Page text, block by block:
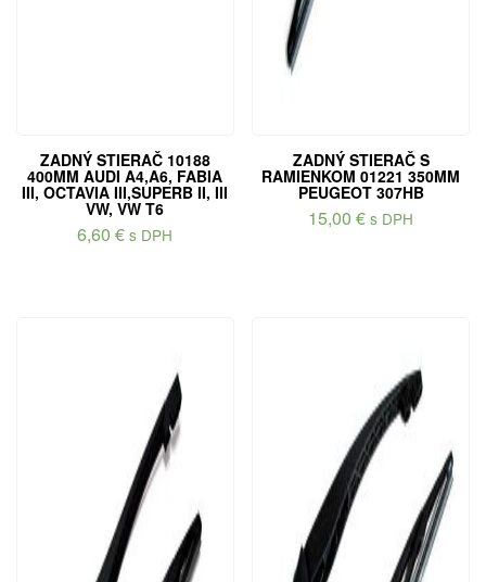
ZADNÝ STIERAČ 10188
400MM AUDI A4,A6, FABIA
III, OCTAVIA III,SUPERB II, III
VW, VW T6
6,60€ s DPH
ZADNÝ STIERAČ S
RAMIENKOM 01221 350MM
PEUGEOT 307HB
15,00€ s DPH